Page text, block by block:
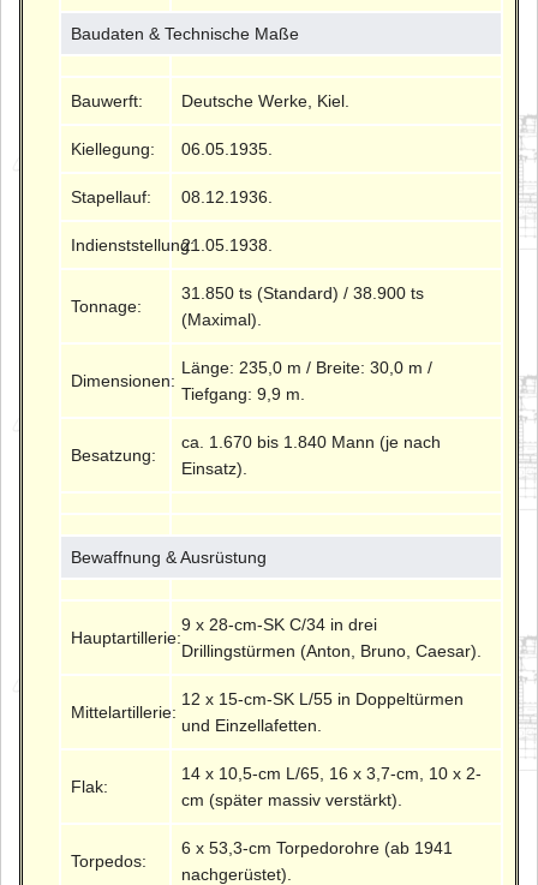
Baudaten & Technische Maße
Bauwerft: Deutsche Werke, Kiel.
Kiellegung: 06.05.1935.
Stapellauf: 08.12.1936.
Indienststellung:21.05.1938.
Tonnage:
31.850 ts (Standard) / 38.900 ts
(Maximal).
Dimensionen:
Länge: 235,0 m / Breite: 30,0 m /
Tiefgang: 9,9 m.
Besatzung:
ca. 1.670 bis 1.840 Mann (je nach
Einsatz).
Bewaffnung & Ausrüstung
Hauptartillerie:
9 x 28-cm-SK C/34 in drei
Drillingstürmen (Anton, Bruno, Caesar).
Mittelartillerie:
12 x 15-cm-SK L/55 in Doppeltürmen
und Einzellafetten.
Flak:
14 x 10,5-cm L/65, 16 x 3,7-cm, 10 x 2-
cm (später massiv verstärkt).
Torpedos:
6 x 53,3-cm Torpedorohre (ab 1941
nachgerüstet).